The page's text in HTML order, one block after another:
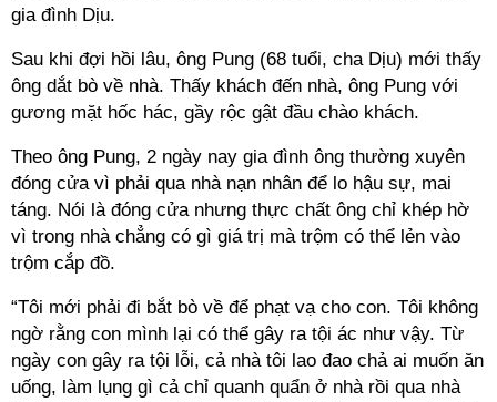
gia đình Dịu.
Sau khi đợi hồi lâu, ông Pung (68 tuổi, cha Dịu) mới thấy
ông dắt bò về nhà. Thấy khách đến nhà, ông Pung với
gương mặt hốc hác, gầy rộc gật đầu chào khách.
Theo ông Pung, 2 ngày nay gia đình ông thường xuyên
đóng cửa vì phải qua nhà nạn nhân để lo hậu sự, mai
táng. Nói là đóng cửa nhưng thực chất ông chỉ khép hờ
vì trong nhà chẳng có gì giá trị mà trộm có thể lẻn vào
trộm cắp đồ.
“Tôi mới phải đi bắt bò về để phạt vạ cho con. Tôi không
ngờ rằng con mình lại có thể gây ra tội ác như vậy. Từ
ngày con gây ra tội lỗi, cả nhà tôi lao đao chả ai muốn ăn
uống, làm lụng gì cả chỉ quanh quẩn ở nhà rồi qua nhà